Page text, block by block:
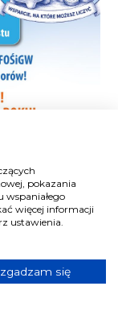
pokazania
wspaniałego
więcej informacji
ustawienia.
się